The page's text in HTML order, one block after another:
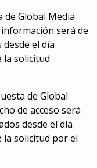
de Global Media
será de
el día
la solicitud
de Global
de acceso será
desde el día
la solicitud por el